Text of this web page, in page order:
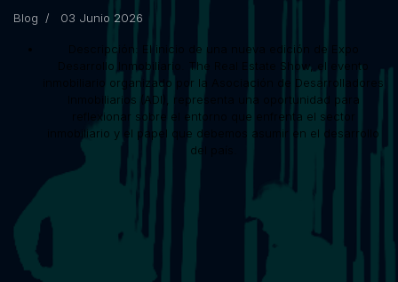
Blog 03 Junio 2026
Descripción:
El inicio de una nueva edición de Expo
Desarrollo Inmobiliario. The Real Estate Show, el evento
inmobiliario organizado por la Asociación de Desarrolladores
Inmobiliarios (ADI), representa una oportunidad para
reflexionar sobre el entorno que enfrenta el sector
inmobiliario y el papel que debemos asumir en el desarrollo
del país.